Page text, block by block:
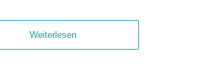
Weiterlesen